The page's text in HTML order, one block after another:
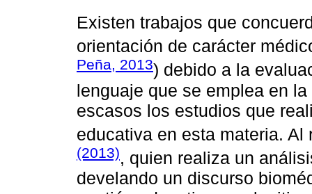
Existen trabajos que
orientación de carácter
Peña, 2013) debido a la
lenguaje que se emplea en
escasos los estudios que
educativa en esta materia.
(2013), quien realiza un
develando un discurso